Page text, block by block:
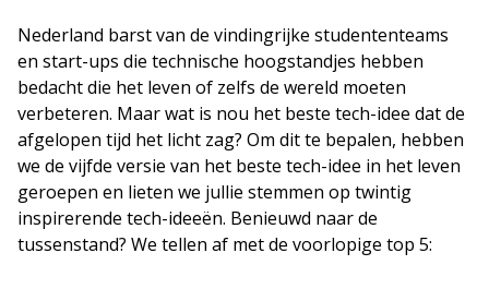
Nederland barst van de vindingrijke studententeams
en start-ups die technische hoogstandjes hebben
bedacht die het leven of zelfs de wereld moeten
verbeteren. Maar wat is nou het beste tech-idee dat de
afgelopen tijd het licht zag? Om dit te bepalen, hebben
we de vijfde versie van het beste tech-idee in het leven
geroepen en lieten we jullie stemmen op twintig
inspirerende tech-ideeën. Benieuwd naar de
tussenstand? We tellen af met de voorlopige top 5: